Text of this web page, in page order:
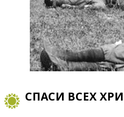
СПАСИ ВСЕХ